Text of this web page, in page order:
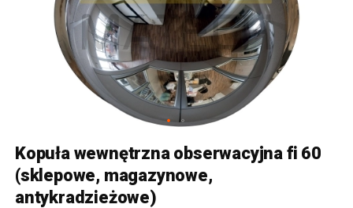
Kopuła wewnętrzna obserwacyjna fi 60
(sklepowe, magazynowe,
antykradzieżowe)